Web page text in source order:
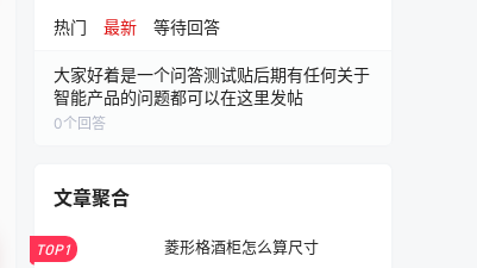
热门 最新 等待回答
大家好着是一个问答测试贴后期有任何关于
智能产品的问题都可以在这里发帖
0个回答
文章聚合
TOP1 菱形格酒柜怎么算尺寸